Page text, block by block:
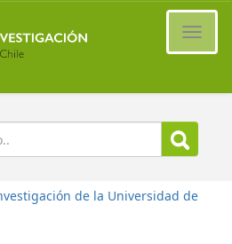
de la Universidad de